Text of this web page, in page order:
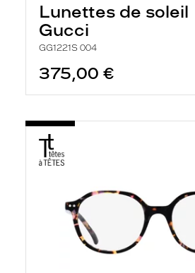
Lunettes de soleil
Gucci
GG1221S 004
375,00 €